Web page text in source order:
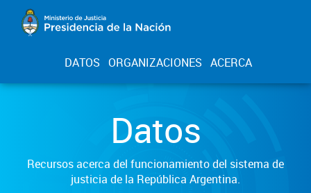
DATOS ORGANIZACIONES ACERCA
Datos
Recursos acerca del funcionamiento del sistema de
justicia de la República Argentina.